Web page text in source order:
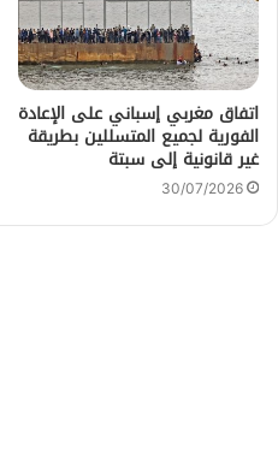
اتفاق مغربي إسباني على الإعادة
الفورية لجميع المتسللين بطريقة
غير قانونية إلى سبتة
30/07/2026